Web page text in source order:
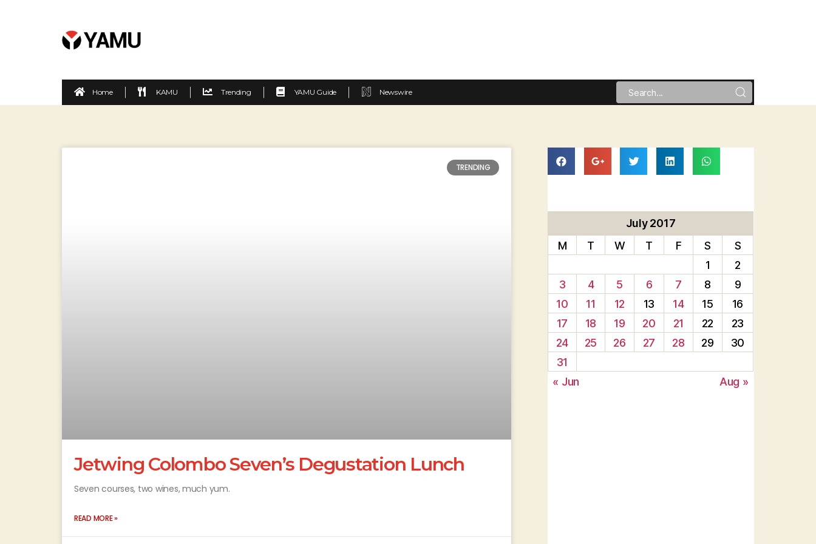
Home KAMU Trending YAMU Guide Newswire
TRENDING
Jetwing Colombo Seven’s Degustation Lunch
Seven courses, two wines, much yum.
READ MORE »
July 2017
M
T W T F S
S
1
2
3
4 5 6 7 8
9
10
11 12 13 14 15
16
17
18 19 20 21 22
23
24
25 26 27 28 29
30
31
« Jun
Aug »